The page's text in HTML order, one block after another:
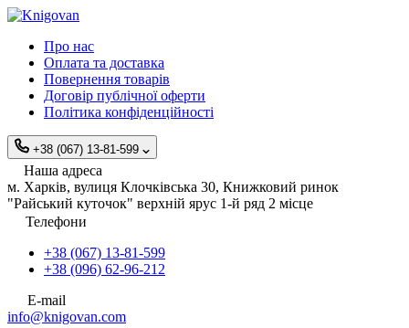
Про нас
Оплата та доставка
Повернення товарів
Договір публічної оферти
Політика конфіденційності
+38 (067) 13-81-599
Наша адреса
м. Харків, вулиця Клочківська 30, Книжковий ринок
"Райський куточок" верхній ярус 1-й ряд 2 місце
Телефони
+38 (067) 13-81-599
+38 (096) 62-96-212
E-mail
info@knigovan.com